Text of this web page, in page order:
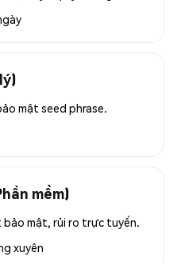
mật seed phrase.
mềm)
bảo mật, rủi ro trực tuyến.
xuyên